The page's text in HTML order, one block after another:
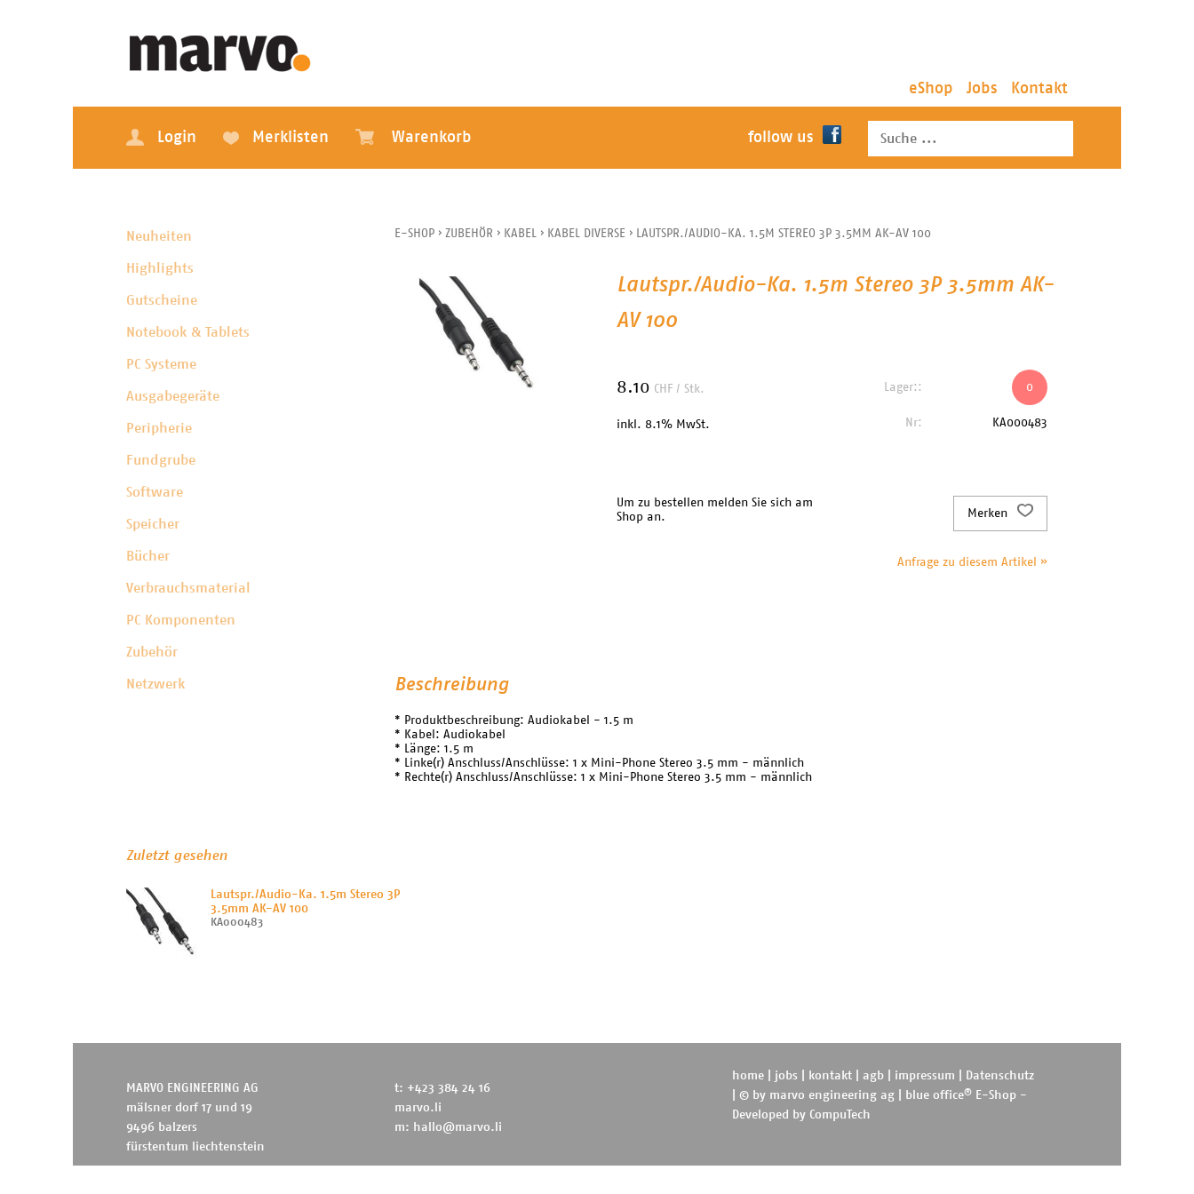
eShop Jobs Kontakt
Login Merklisten Warenkorb follow us
Neuheiten
Highlights
Gutscheine
Notebook & Tablets
PC Systeme
Ausgabegeräte
Peripherie
Fundgrube
Software
Speicher
Bücher
Verbrauchsmaterial
PC Komponenten
Zubehör
Netzwerk
E-SHOP › ZUBEHÖR › KABEL › KABEL DIVERSE › LAUTSPR./AUDIO-KA. 1.5M STEREO 3P 3.5MM AK-AV 100
Lautspr./Audio-Ka. 1.5m Stereo 3P 3.5mm AK-
AV 100
8.10 CHF / Stk.
inkl. 8.1% MwSt.
Lager:: 0
Nr: KA000483
Um zu bestellen melden Sie sich am
Shop an.
Merken
Anfrage zu diesem Artikel »
Beschreibung
* Produktbeschreibung: Audiokabel - 1.5 m
* Kabel: Audiokabel
* Länge: 1.5 m
* Linke(r) Anschluss/Anschlüsse: 1 x Mini-Phone Stereo 3.5 mm - männlich
* Rechte(r) Anschluss/Anschlüsse: 1 x Mini-Phone Stereo 3.5 mm - männlich
Zuletzt gesehen
Lautspr./Audio-Ka. 1.5m Stereo 3P
3.5mm AK-AV 100
KA000483
MARVO ENGINEERING AG
mälsner dorf 17 und 19
9496 balzers
fürstentum liechtenstein
t: +423 384 24 16
marvo.li
m: hallo@marvo.li
home jobs kontakt agb impressum
Datenschutz
| © by marvo engineering ag blue office®
E-Shop -
Developed by CompuTech